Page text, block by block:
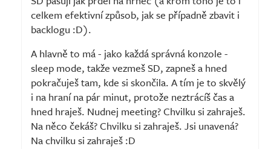
celkem efektivní způsob, jak se případně zbavit i
backlogu :D).
A hlavně to má - jako každá správná konzole -
sleep mode, takže vezmeš SD, zapneš a hned
pokračuješ tam, kde si skončila. A tím je to skvělý
i na hraní na pár minut, protože neztrácíš čas a
hned hraješ. Nudnej meeting? Chvilku si zahraješ.
Na něco čekáš? Chvilku si zahraješ. Jsi unavená?
Na chvilku si zahraješ :D